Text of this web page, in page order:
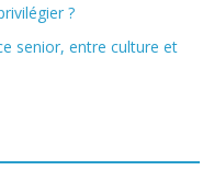
?
senior, entre culture et